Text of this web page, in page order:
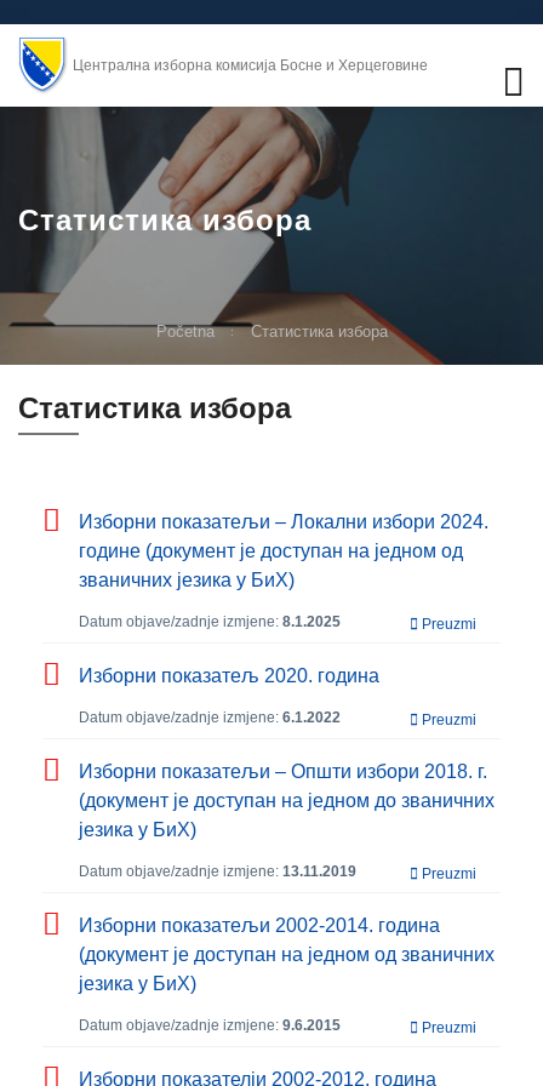
Централна изборна комисија Босне и Херцеговине
Статистика избора
Početna Статистика избора
Статистика избора
Изборни показатељи – Локални избори 2024.
године (документ је доступан на једном од
званичних језика у БиХ)
Datum objave/zadnje izmjene: 8.1.2025 Preuzmi
Изборни показатељ 2020. година
Datum objave/zadnje izmjene: 6.1.2022 Preuzmi
Изборни показатељи – Општи избори 2018. г.
(документ је доступан на једном до званичних
језика у БиХ)
Datum objave/zadnje izmjene: 13.11.2019 Preuzmi
Изборни показатељи 2002-2014. година
(документ је доступан на једном од званичних
језика у БиХ)
Datum objave/zadnje izmjene: 9.6.2015 Preuzmi
Изборни показателји 2002-2012. година